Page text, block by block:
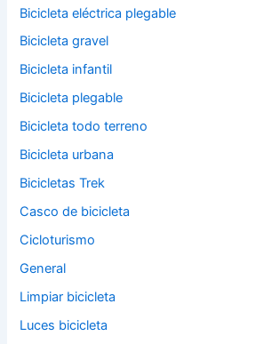
Bicicleta eléctrica plegable
Bicicleta gravel
Bicicleta infantil
Bicicleta plegable
Bicicleta todo terreno
Bicicleta urbana
Bicicletas Trek
Casco de bicicleta
Cicloturismo
General
Limpiar bicicleta
Luces bicicleta